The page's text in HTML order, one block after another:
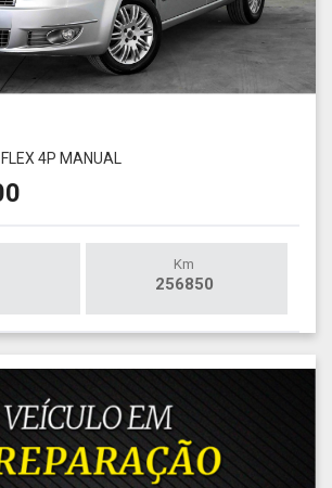
4P MANUAL
Km
256850